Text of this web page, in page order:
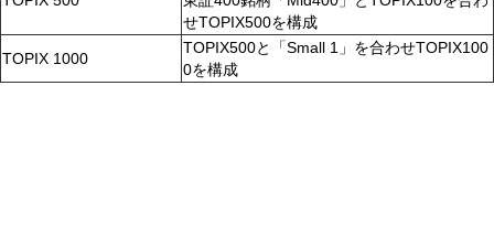
せTOPIX500を構成
TOPIX 1000
TOPIX500と「Small 1」を合わせTOPIX100
0を構成